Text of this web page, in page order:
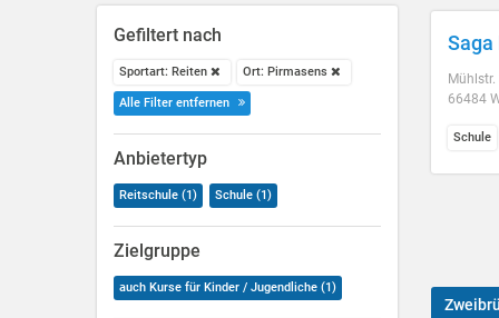
Gefiltert nach
Sportart: Reiten Ort: Pirmasens
Alle Filter entfernen
Anbietertyp
Reitschule (1) Schule (1)
Zielgruppe
auch Kurse für Kinder / Jugendliche (1)
Saga
Mühlstr.
66484
Schule